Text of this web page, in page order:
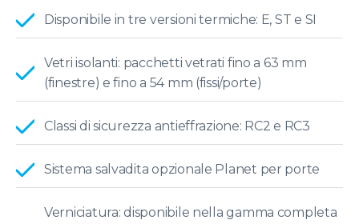
Disponibile in tre versioni termiche: E, ST e SI
Vetri isolanti: pacchetti vetrati fino a 63 mm
(finestre) e fino a 54 mm (fissi/porte)
Classi di sicurezza antieffrazione: RC2 e RC3
Sistema salvadita opzionale Planet per porte
Verniciatura: disponibile nella gamma completa